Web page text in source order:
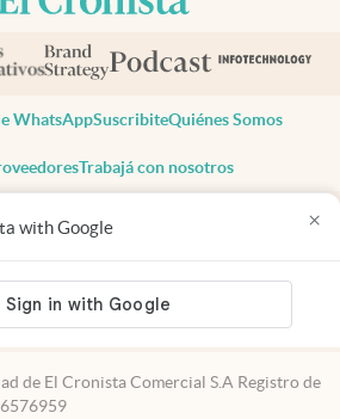
with Google ×
WhatsAppSuscribiteQuiénes Somos
Trabajá con nosotros
los derechos reservados
Privacidad
Consentimiento
+54 11 7078-3270
de El Cronista Comercial S.A Registro de